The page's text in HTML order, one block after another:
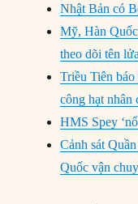
Nhật Bản có
Mỹ, Hàn
theo dõi tên
Triều Tiên báo
công hạt nhân
HMS Spey
Cảnh sát
Quốc vận